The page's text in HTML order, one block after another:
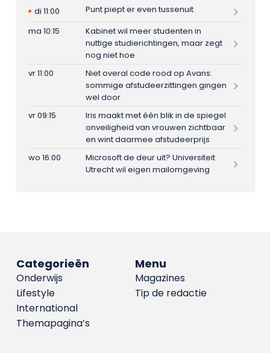
di 11:00
Punt piept er even tussenuit
ma 10:15
Kabinet wil meer studenten in
nuttige studierichtingen, maar zegt
nog niet hoe
vr 11:00
Niet overal code rood op Avans:
sommige afstudeerzittingen gingen
wel door
vr 09:15
Iris maakt met één blik in de spiegel
onveiligheid van vrouwen zichtbaar
en wint daarmee afstudeerprijs
wo 16:00
Microsoft de deur uit? Universiteit
Utrecht wil eigen mailomgeving
Menu
Magazines
Tip de redactie
Categorieën
Onderwijs
Lifestyle
International
Themapagina’s